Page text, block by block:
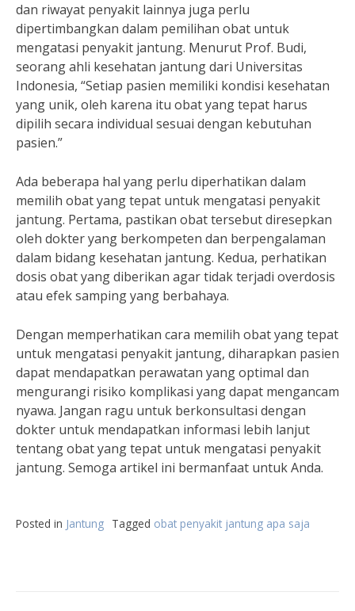
dan riwayat penyakit lainnya juga perlu
dipertimbangkan dalam pemilihan obat untuk
mengatasi penyakit jantung. Menurut Prof. Budi,
seorang ahli kesehatan jantung dari Universitas
Indonesia, “Setiap pasien memiliki kondisi kesehatan
yang unik, oleh karena itu obat yang tepat harus
dipilih secara individual sesuai dengan kebutuhan
pasien.”
Ada beberapa hal yang perlu diperhatikan dalam
memilih obat yang tepat untuk mengatasi penyakit
jantung. Pertama, pastikan obat tersebut diresepkan
oleh dokter yang berkompeten dan berpengalaman
dalam bidang kesehatan jantung. Kedua, perhatikan
dosis obat yang diberikan agar tidak terjadi overdosis
atau efek samping yang berbahaya.
Dengan memperhatikan cara memilih obat yang tepat
untuk mengatasi penyakit jantung, diharapkan pasien
dapat mendapatkan perawatan yang optimal dan
mengurangi risiko komplikasi yang dapat mengancam
nyawa. Jangan ragu untuk berkonsultasi dengan
dokter untuk mendapatkan informasi lebih lanjut
tentang obat yang tepat untuk mengatasi penyakit
jantung. Semoga artikel ini bermanfaat untuk Anda.
Posted in Jantung Tagged obat penyakit jantung apa saja